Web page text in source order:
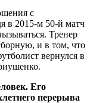
с
в 2015-м 50-й матч
Тренер
и в том, что
вернулся в
Его
перерыва